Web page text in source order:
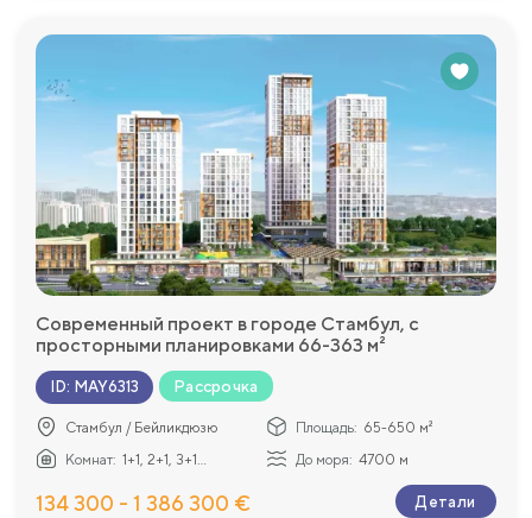
Современный проект в городе Стамбул, с
просторными планировками 66-363 м²
ID: MAY6313 Рассрочка
Стамбул / Бейликдюзю Площадь: 65-650 м²
Комнат: 1+1, 2+1, 3+1... До моря: 4700 м
134 300 - 1 386 300 € Детали